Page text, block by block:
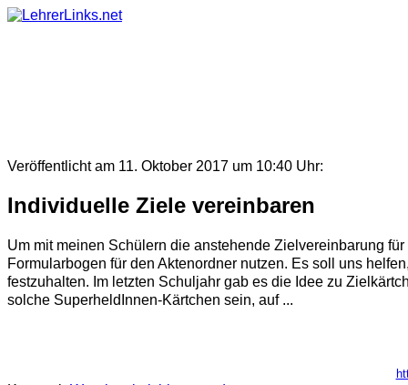
Skip
Veröffentlicht am 11. Oktober 2017 um 10:40 Uhr:
Individuelle Ziele vereinbaren
Um mit meinen Schülern die anstehende Zielvereinbarung
Formularbogen für den Aktenordner nutzen. Es soll uns
festzuhalten. Im letzten Schuljahr gab es die Idee zu
solche SuperheldInnen-Kärtchen sein, auf ...